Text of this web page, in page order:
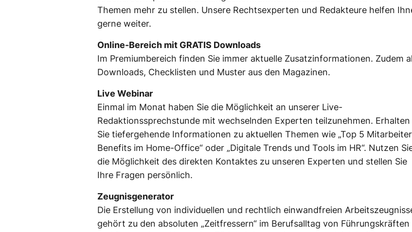
Themen mehr zu stellen. Unsere Rechtsexperten und Redakteure helfen
gerne weiter.
Online-Bereich mit GRATIS Downloads
Im Premiumbereich finden Sie immer aktuelle Zusatzinformationen. Zudem
Downloads, Checklisten und Muster aus den Magazinen.
Live Webinar
Einmal im Monat haben Sie die Möglichkeit an unserer Live-
Redaktionssprechstunde mit wechselnden Experten teilzunehmen. Erhalten
Sie tiefergehende Informationen zu aktuellen Themen wie „Top 5
Benefits im Home-Office“ oder „Digitale Trends und Tools im HR“. Nutzen
die Möglichkeit des direkten Kontaktes zu unseren Experten und stellen Sie
Ihre Fragen persönlich.
Zeugnisgenerator
Die Erstellung von individuellen und rechtlich einwandfreien
gehört zu den absoluten „Zeitfressern“ im Berufsalltag von Führungskräften